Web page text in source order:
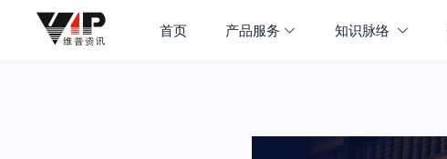
首页 产品服务 知识脉络